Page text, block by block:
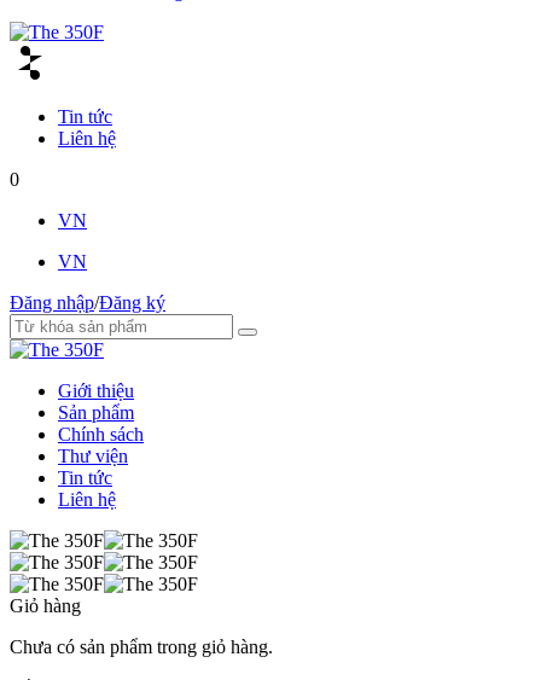
Tin tức
Liên hệ
0
VN
VN
Đăng nhập/Đăng ký
Giới thiệu
Sản phẩm
Chính sách
Thư viện
Tin tức
Liên hệ
Giỏ hàng
Chưa có sản phẩm trong giỏ hàng.